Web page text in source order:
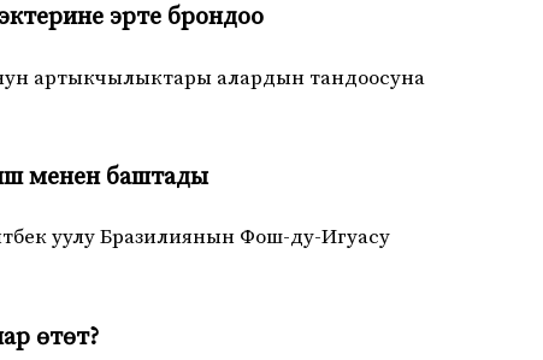
эрте брондоо
артыкчылыктары алардын тандоосуна
менен баштады
уулу Бразилиянын Фош-ду-Игуасу
өтөт?